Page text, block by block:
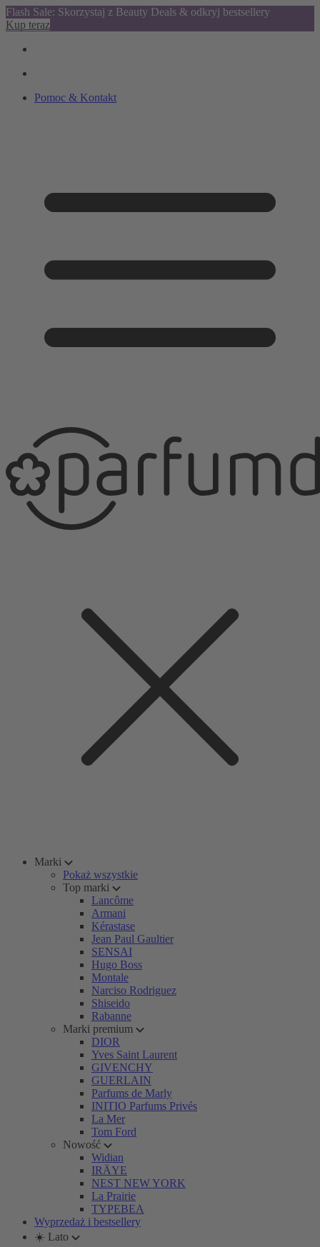
Flash Sale: Skorzystaj z Beauty Deals & odkryj bestsellery
Kup teraz
Pomoc & Kontakt
Marki
Pokaż wszystkie
Top marki
Lancôme
Armani
Kérastase
Jean Paul Gaultier
SENSAI
Hugo Boss
Montale
Narciso Rodriguez
Shiseido
Rabanne
Marki premium
DIOR
Yves Saint Laurent
GIVENCHY
GUERLAIN
Parfums de Marly
INITIO Parfums Privés
La Mer
Tom Ford
Nowość
Widian
IRÄYE
NEST NEW YORK
La Prairie
TYPEBEA
Wyprzedaż i bestsellery
☀️ Lato